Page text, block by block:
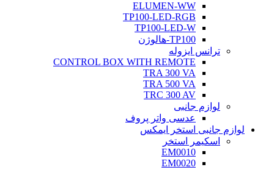
ELUMEN-WW
TP100-LED-RGB
TP100-LED-W
TP100-هالوژن
ترانس ایزوله
CONTROL BOX WITH REMOTE
TRA 300 VA
TRA 500 VA
TRC 300 AV
لوازم جانبی
عدسی واتر پروف
لوازم جانبی استخر ایمکس
اسکیمر استخر
EM0010
EM0020